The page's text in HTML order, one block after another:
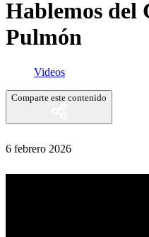
Hablemos del
Pulmón
Videos
Comparte este contenido
6 febrero 2026